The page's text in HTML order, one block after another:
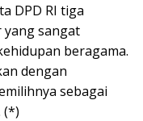
DPD RI tiga
sangat
beragama.
dengan
sebagai
(*)